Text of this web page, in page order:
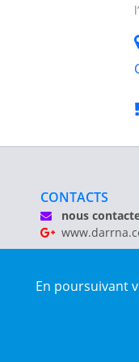
En poursuivant
CONTACTS
nous
Tous droits